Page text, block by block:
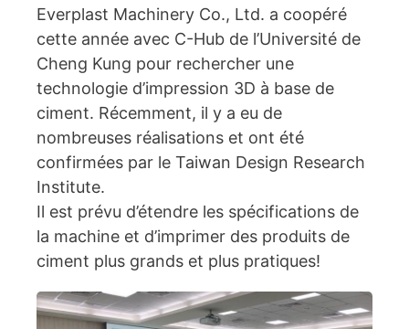
Everplast Machinery Co., Ltd. a coopéré
cette année avec C-Hub de l’Université de
Cheng Kung pour rechercher une
technologie d’impression 3D à base de
ciment. Récemment, il y a eu de
nombreuses réalisations et ont été
confirmées par le Taiwan Design Research
Institute.
Il est prévu d’étendre les spécifications de
la machine et d’imprimer des produits de
ciment plus grands et plus pratiques!